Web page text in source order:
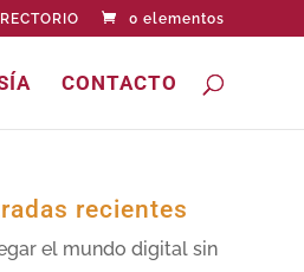
0 elementos
CONTACTO
recientes
el mundo digital sin